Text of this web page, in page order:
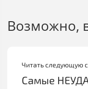
Возможно,
Читать следующую
Самые